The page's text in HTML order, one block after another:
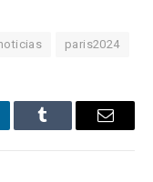
paris2024
Tumblr Email